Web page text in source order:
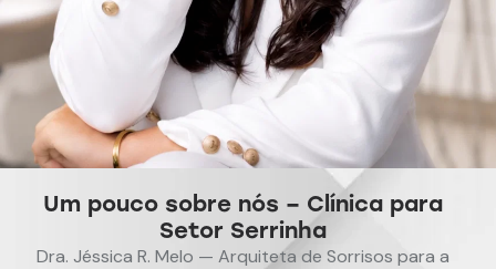
Um pouco sobre nós – Clínica para
Setor Serrinha
Dra. Jéssica R. Melo — Arquiteta de Sorrisos para a